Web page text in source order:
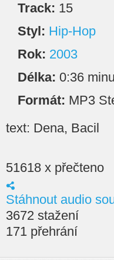
Track: 15
Styl: Hip-Hop
Rok: 2003
Délka: 0:36
Formát: MP3
text: Dena, Bacil
51618 x přečteno
Stáhnout audio
3672 stažení
171 přehrání